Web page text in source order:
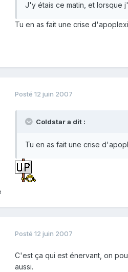
J'y étais ce matin, et lorsque
Tu en as fait une crise
Posté 12 juin 2007
Coldstar a dit :
Tu en as fait une crise
Posté 12 juin 2007
C'est ça qui est énervant, on
aussi.